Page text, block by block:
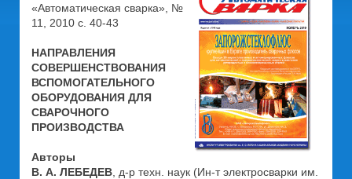
«Автоматическая сварка», №
11, 2010 с. 40-43
НАПРАВЛЕНИЯ
СОВЕРШЕНСТВОВАНИЯ
ВСПОМОГАТЕЛЬНОГО
ОБОРУДОВАНИЯ ДЛЯ
СВАРОЧНОГО
ПРОИЗВОДСТВА
Авторы
В. А. ЛЕБЕДЕВ , д-р техн. наук (Ин-т электросварки им.